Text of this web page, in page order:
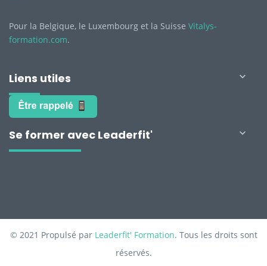
Pour la Belgique, le Luxembourg et la Suisse Vitalys-
formation.com.
Liens utiles 
Se former avec Leaderfit' 
© 2021 Propulsé par Leaderfit' Formation. Tous les droits sont
réservés.